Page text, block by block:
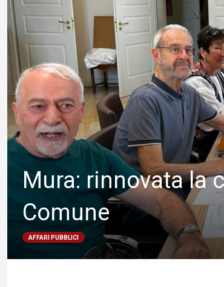
Mura: rinnovata la
Comune
AFFARI PUBBLICI